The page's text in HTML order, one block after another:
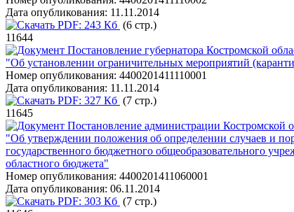
Дата опубликования: 11.11.2014
PDF: 243 Кб (6 стр.)
11644
Постановление губернатора Костромской
"Об установлении ограничительных мероприятий
Номер опубликования: 4400201411110001
Дата опубликования: 11.11.2014
PDF: 327 Кб (7 стр.)
11645
Постановление администрации Костромской
"Об утверждении положения об определении случаев и
государственного бюджетного общеобразовательного
областного бюджета"
Номер опубликования: 4400201411060001
Дата опубликования: 06.11.2014
PDF: 303 Кб (7 стр.)